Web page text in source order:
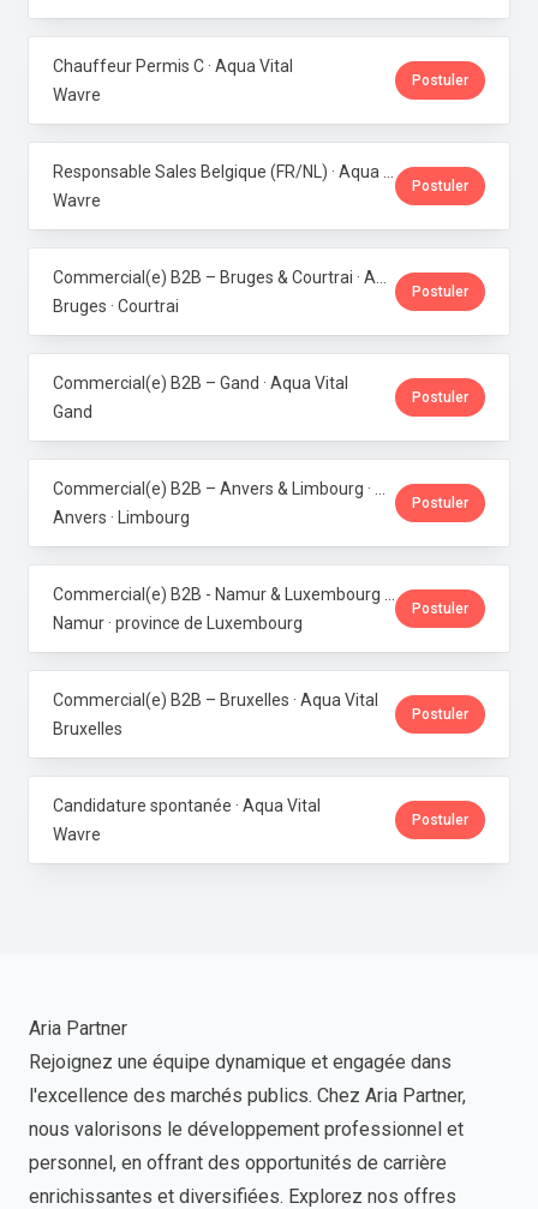
Chauffeur Permis C · Aqua Vital
Wavre
Postuler
Wavre
Postuler
Bruges · Courtrai
Postuler
Commercial(e) B2B – Gand · Aqua Vital
Gand
Postuler
Anvers · Limbourg
Postuler
Namur · province de Luxembourg
Postuler
Commercial(e) B2B – Bruxelles · Aqua Vital
Bruxelles
Postuler
Candidature spontanée · Aqua Vital
Wavre
Postuler
Aria Partner
Rejoignez une équipe dynamique et engagée dans
l'excellence des marchés publics. Chez Aria Partner,
nous valorisons le développement professionnel et
personnel, en offrant des opportunités de carrière
enrichissantes et diversifiées. Explorez nos offres